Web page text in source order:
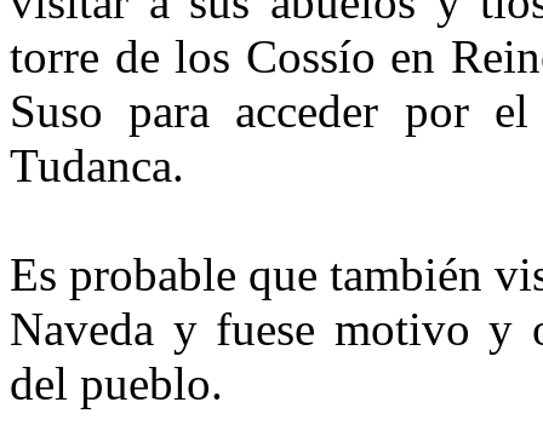
torre de los Cossío en
Suso para acceder por
Tudanca.
Es probable que también
Naveda y fuese motivo y
del pueblo.